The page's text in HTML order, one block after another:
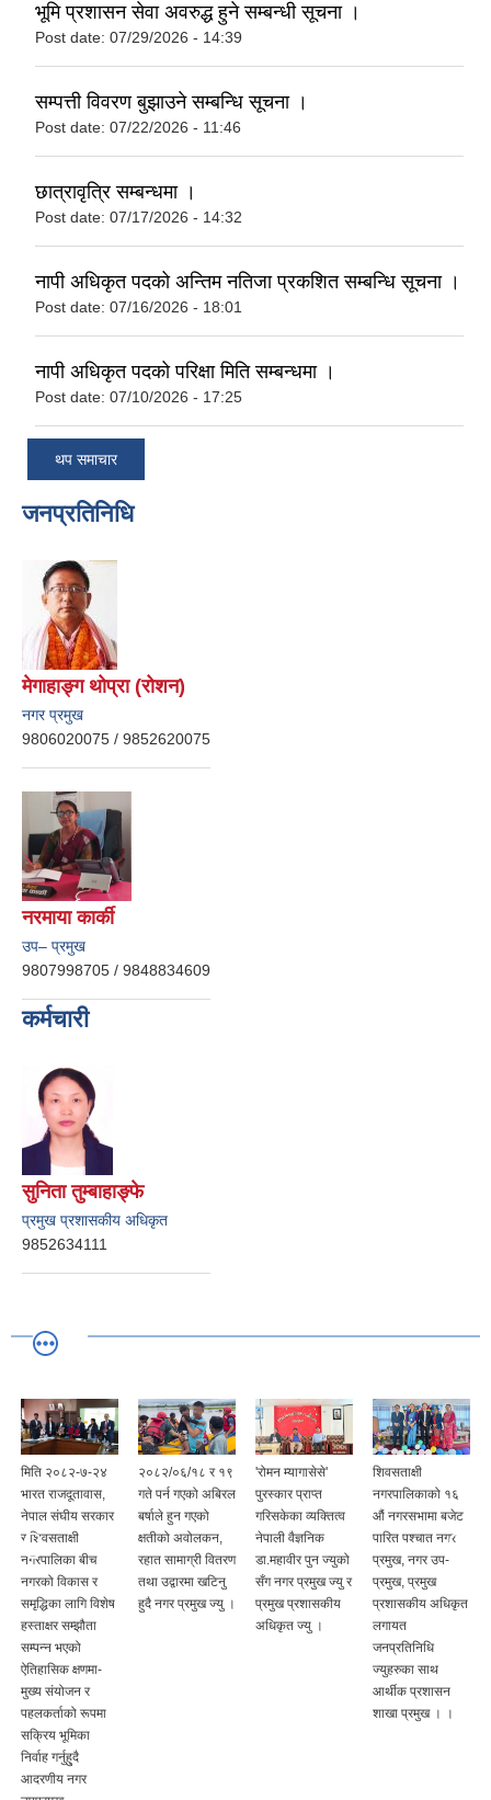
भूमि प्रशासन सेवा अवरुद्ध हुने सम्बन्धी सूचना ।
Post date: 07/29/2026 - 14:39
सम्पत्ती विवरण बुझाउने सम्बन्धि सूचना ।
Post date: 07/22/2026 - 11:46
छात्रावृत्रि सम्बन्धमा ।
Post date: 07/17/2026 - 14:32
नापी अधिकृत पदको अन्तिम नतिजा प्रकशित सम्बन्धि सूचना ।
Post date: 07/16/2026 - 18:01
नापी अधिकृत पदको परिक्षा मिति सम्बन्धमा ।
Post date: 07/10/2026 - 17:25
थप समाचार
जनप्रतिनिधि
मेगाहाङ्ग थोप्रा (रोशन)
नगर प्रमुख
9806020075 / 9852620075
नरमाया कार्की
उप– प्रमुख
9807998705 / 9848834609
कर्मचारी
सुनिता तुम्बाहाङ्फे
प्रमुख प्रशासकीय अधिकृत
9852634111
मिति २०८२-७-२४
भारत राजदूतावास,
नेपाल संघीय सरकार
र शिवसताक्षी
नगरपालिका बीच
नगरको विकास र
समृद्धिका लागि विशेष
हस्ताक्षर सम्झौता
सम्पन्न भएको
ऐतिहासिक क्षणमा-
मुख्य संयोजन र
पहलकर्ताको रूपमा
सक्रिय भूमिका
निर्वाह गर्नुहु्दै
आदरणीय नगर
२०८२/०६/१८ र १९
गते पर्न गएको अबिरल
बर्षाले हुन गएको
क्षतीको अवोलकन,
रहात सामाग्री वितरण
तथा उद्वारमा खटिनु
हुदै नगर प्रमुख ज्यु ।
'रोमन म्यागासेसे'
पुरस्कार प्राप्त
गरिसकेका व्यक्तित्व
नेपाली वैज्ञनिक
डा.महावीर पुन ज्युको
सँग नगर प्रमुख ज्यु र
प्रमुख प्रशासकीय
अधिकृत ज्यु ।
शिवसताक्षी
नगरपालिकाको १६
औं नगरसभामा बजेट
पारित पश्चात नगर
प्रमुख, नगर उप-
प्रमुख, प्रमुख
प्रशासकीय अधिकृत
लगायत
जनप्रतिनिधि
ज्युहरुका साथ
आर्थीक प्रशासन
शाखा प्रमुख । ।